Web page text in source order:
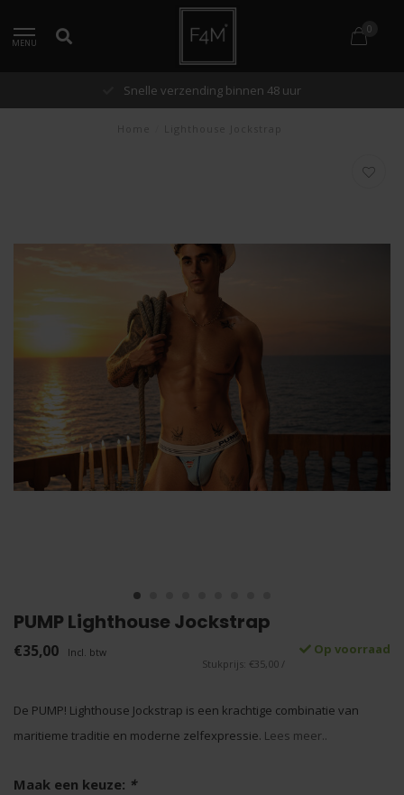
MENU
0
Snelle verzending binnen 48 uur
PUMP Lighthouse Jockstrap
€35,00 Incl. btw Op voorraad
Stukprijs: €35,00 /
De PUMP! Lighthouse Jockstrap is een krachtige combinatie van
maritieme traditie en moderne zelfexpressie. Lees meer..
Maak een keuze: *